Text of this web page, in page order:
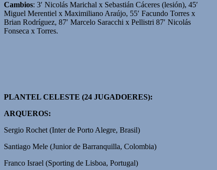
Cambios: 3′ Nicolás Marichal x Sebastián Cáceres (lesión), 45′
Miguel Merentiel x Maximiliano Araújo, 55′ Facundo Torres x
Brian Rodríguez, 87′ Marcelo Saracchi x Pellistri 87′ Nicolás
Fonseca x Torres.
PLANTEL CELESTE (24 JUGADOERES):
ARQUEROS:
Sergio Rochet (Inter de Porto Alegre, Brasil)
Santiago Mele (Junior de Barranquilla, Colombia)
Franco Israel (Sporting de Lisboa, Portugal)